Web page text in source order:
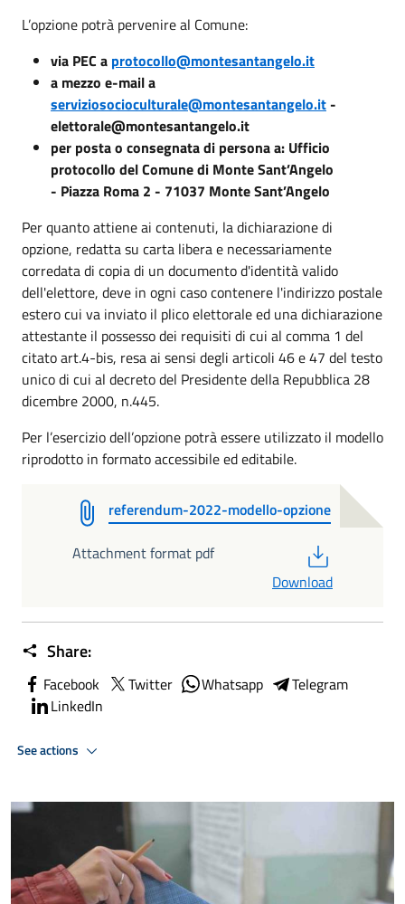
L’opzione potrà pervenire al Comune:
via PEC a protocollo@montesantangelo.it
a mezzo e-mail a
serviziosocioculturale@montesantangelo.it-
elettorale@montesantangelo.it
per posta o consegnata di persona a: Ufficio
protocollo del Comune di Monte Sant’Angelo
- Piazza Roma 2 - 71037 Monte Sant’Angelo
Per quanto attiene ai contenuti, la dichiarazione di
opzione, redatta su carta libera e necessariamente
corredata di copia di un documento d'identità valido
dell'elettore, deve in ogni caso contenere l'indirizzo postale
estero cui va inviato il plico elettorale ed una dichiarazione
attestante il possesso dei requisiti di cui al comma 1 del
citato art.4-bis, resa ai sensi degli articoli 46 e 47 del testo
unico di cui al decreto del Presidente della Repubblica 28
dicembre 2000, n.445.
Per l’esercizio dell’opzione potrà essere utilizzato il modello
riprodotto in formato accessibile ed editabile.
referendum-2022-modello-opzione
Attachment format pdf
Download
Share:
Facebook Twitter Whatsapp
Telegram
LinkedIn
See actions